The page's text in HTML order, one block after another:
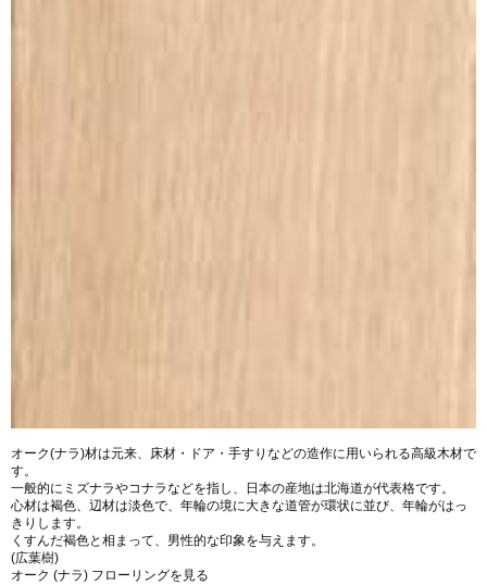
オーク(ナラ)材は元来、床材・ドア・手すりなどの造作に用いられる高級木材で
す。
一般的にミズナラやコナラなどを指し、日本の産地は北海道が代表格です。
心材は褐色、辺材は淡色で、年輪の境に大きな道管が環状に並び、年輪がはっ
きりします。
くすんだ褐色と相まって、男性的な印象を与えます。
(広葉樹)
オーク (ナラ) フローリングを見る